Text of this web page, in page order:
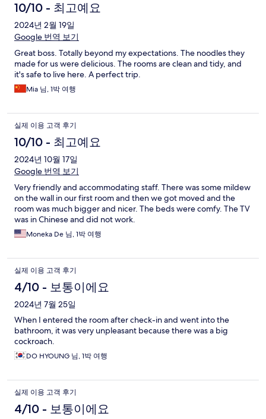
10/10 - 최고예요
2024년 2월 19일
Google 번역 보기
Great boss. Totally beyond my expectations. The noodles they
made for us were delicious. The rooms are clean and tidy, and
it's safe to live here. A perfect trip.
Mia 님, 1박 여행
실제 이용 고객 후기
10/10 - 최고예요
2024년 10월 17일
Google 번역 보기
Very friendly and accommodating staff. There was some mildew
on the wall in our first room and then we got moved and the
room was much bigger and nicer. The beds were comfy. The TV
was in Chinese and did not work.
Moneka De 님, 1박 여행
실제 이용 고객 후기
4/10 - 보통이에요
2024년 7월 25일
When I entered the room after check-in and went into the
bathroom, it was very unpleasant because there was a big
cockroach.
DO HYOUNG 님, 1박 여행
실제 이용 고객 후기
4/10 - 보통이에요